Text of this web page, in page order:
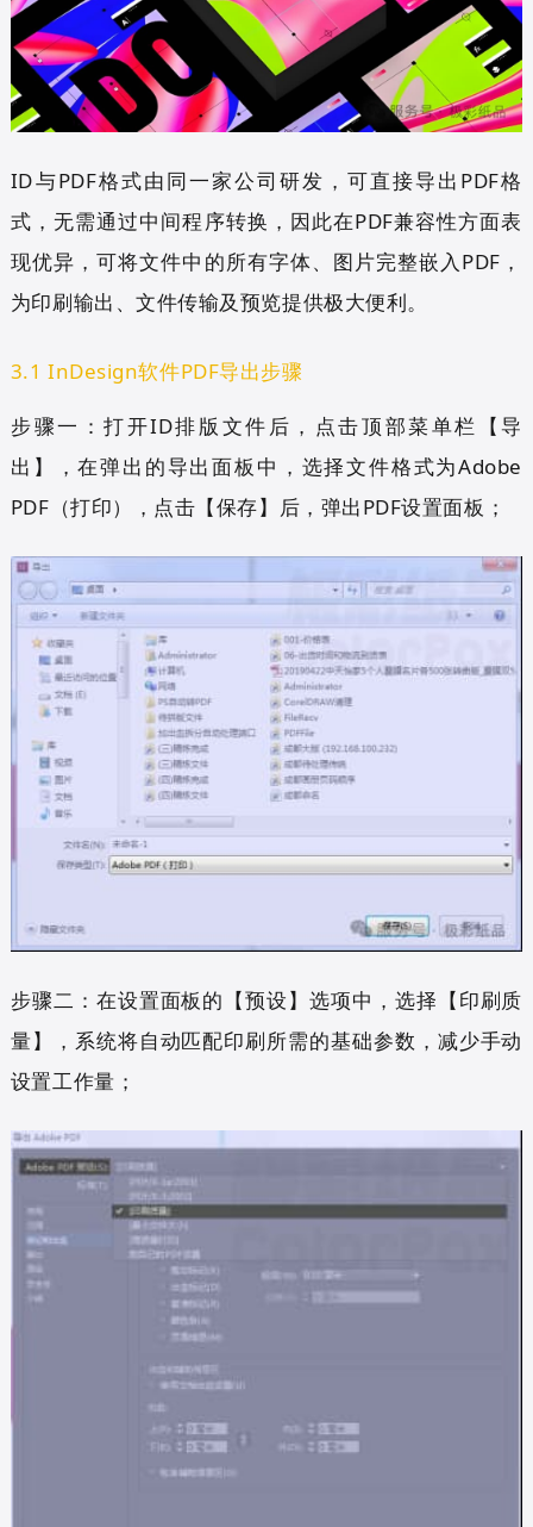
ID与PDF格式由同一家公司研发，可直接导出PDF格
式，无需通过中间程序转换，因此在PDF兼容性方面表
现优异，可将文件中的所有字体、图片完整嵌入PDF，
为印刷输出、文件传输及预览提供极大便利。
3.1 InDesign软件PDF导出步骤
步骤一：打开ID排版文件后，点击顶部菜单栏【导
出】，在弹出的导出面板中，选择文件格式为Adobe
PDF（打印），点击【保存】后，弹出PDF设置面板；
步骤二：在设置面板的【预设】选项中，选择【印刷质
量】，系统将自动匹配印刷所需的基础参数，减少手动
设置工作量；